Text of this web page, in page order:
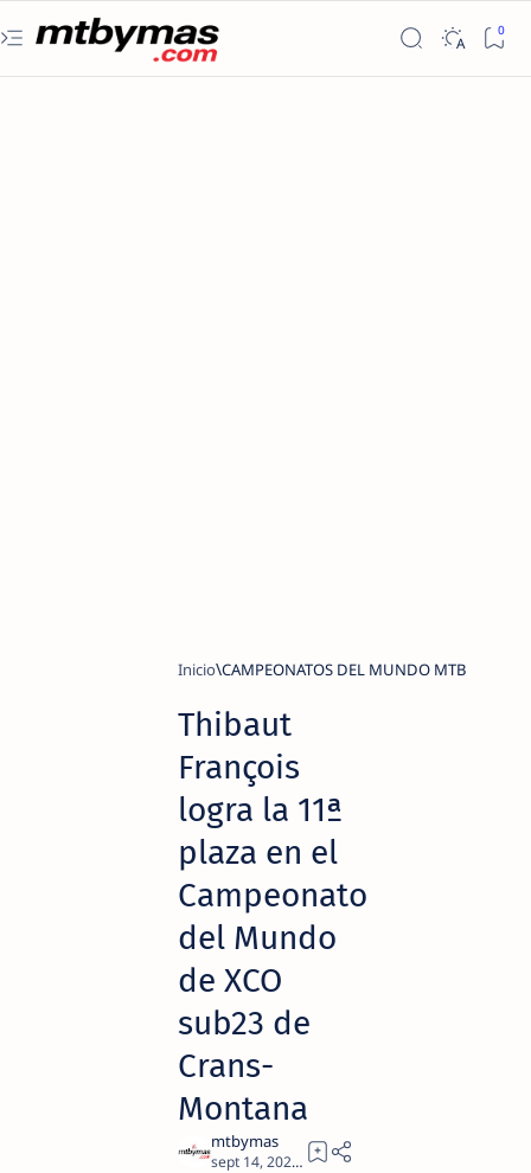
Inicio CAMPEONATOS DEL MUNDO MTB
Thibaut
François
logra la 11ª
plaza en el
Campeonato
del Mundo
de XCO
sub23 de
Crans-
Montana
1